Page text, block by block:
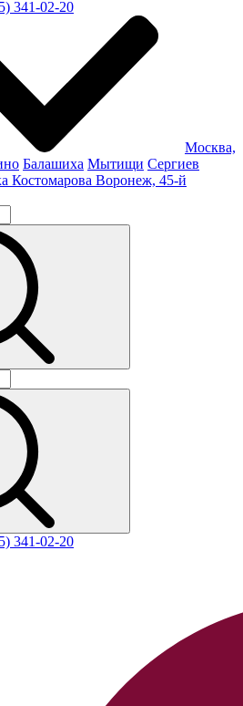
341-02-20
Москва,
Балашиха Мытищи Сергиев
Костомарова Воронеж, 45-й
341-02-20